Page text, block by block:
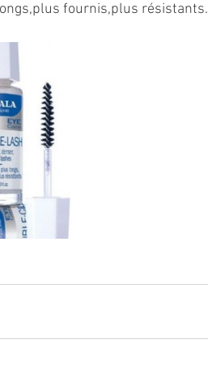
fournis,plus résistants.